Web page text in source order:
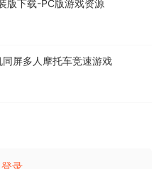
版下载-PC版游戏资源
同屏多人摩托车竞速游戏